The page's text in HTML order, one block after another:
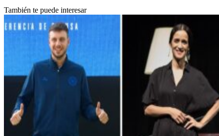
También te puede interesar